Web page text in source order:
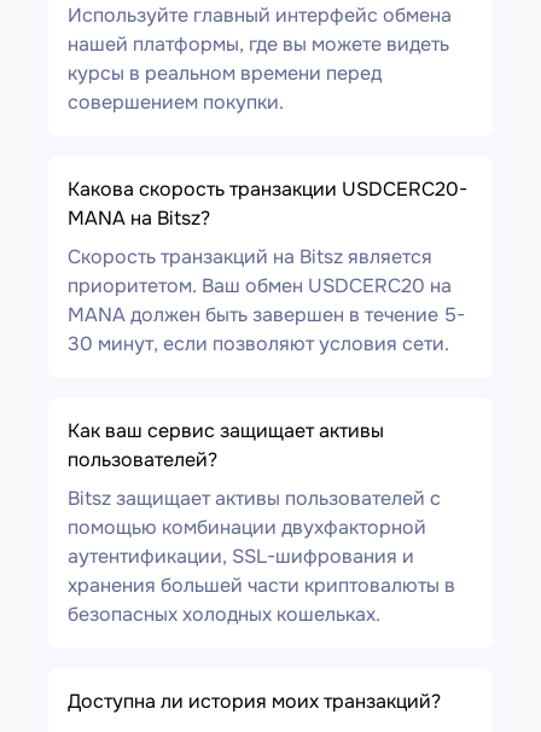
Используйте главный интерфейс обмена
нашей платформы, где вы можете видеть
курсы в реальном времени перед
совершением покупки.
Какова скорость транзакции USDCERC20-
MANA на Bitsz?
Скорость транзакций на Bitsz является
приоритетом. Ваш обмен USDCERC20 на
MANA должен быть завершен в течение 5-
30 минут, если позволяют условия сети.
Как ваш сервис защищает активы
пользователей?
Bitsz защищает активы пользователей с
помощью комбинации двухфакторной
аутентификации, SSL-шифрования и
хранения большей части криптовалюты в
безопасных холодных кошельках.
Доступна ли история моих транзакций?